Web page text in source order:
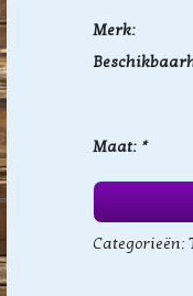
Merk:
Maat: *
Categorieën: